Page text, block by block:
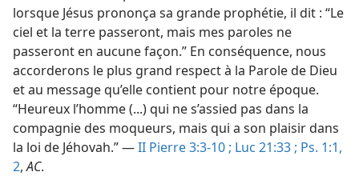
lorsque Jésus prononça sa grande prophétie, il dit : “Le
ciel et la terre passeront, mais mes paroles ne
passeront en aucune façon.” En conséquence, nous
accorderons le plus grand respect à la Parole de Dieu
et au message qu’elle contient pour notre époque.
“Heureux l’homme (...) qui ne s’assied pas dans la
compagnie des moqueurs, mais qui a son plaisir dans
la loi de Jéhovah.” —II Pierre 3:3-10 ; Luc 21:33 ; Ps. 1:1,
2,AC.